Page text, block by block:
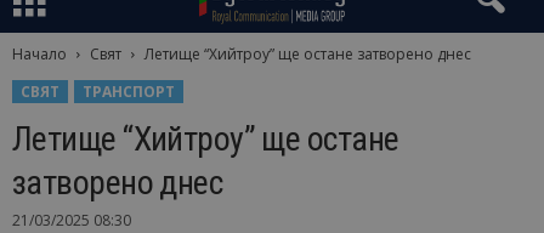
Начало Свят
Летище “Хийтроу” ще остане затворено днес
СВЯТ
ТРАНСПОРТ
Летище “Хийтроу” ще остане
затворено днес
21/03/2025 08:30